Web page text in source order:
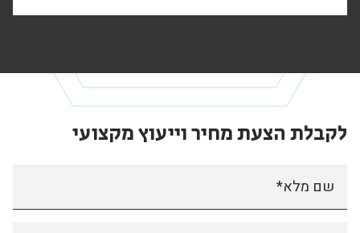
לקבלת הצעת מחירוייעוץ מקצועי
שם מלא*